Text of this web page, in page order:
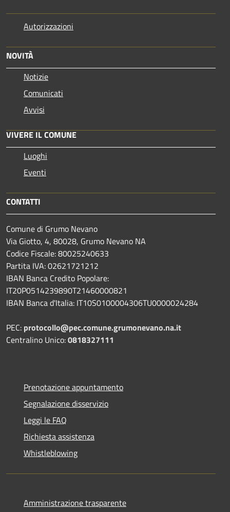
Autorizzazioni
NOVITÀ
Notizie
Comunicati
Avvisi
VIVERE IL COMUNE
Luoghi
Eventi
CONTATTI
Comune di Grumo Nevano
Via Giotto, 4, 80028, Grumo Nevano NA
Codice Fiscale: 80025240633
Partita IVA: 02621721212
IBAN Banca Credito Popolare:
IT20P0514239890T21460000821
IBAN Banca d'Italia: IT10S0100004306TU0000024284
PEC: protocollo@pec.comune.grumonevano.na.it
Centralino Unico:0818327111
Prenotazione appuntamento
Segnalazione disservizio
Leggi le FAQ
Richiesta assistenza
Whistleblowing
Amministrazione trasparente